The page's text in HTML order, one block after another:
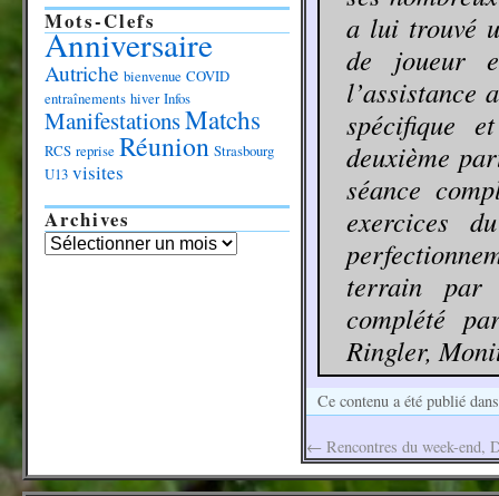
a lui trouvé
de joueur
l’assistance
spécifique
deuxième
séance
exercices
terrain par
complété
Ringler,
Ce contenu a été publié
← Rencontres du week-end,
Mots-Clefs
Anniversaire
Autriche bienvenue COVID
entraînements hiver Infos
ManifestationsMatchs
RCS reprise Réunion Strasbourg
U13 visites
Archives